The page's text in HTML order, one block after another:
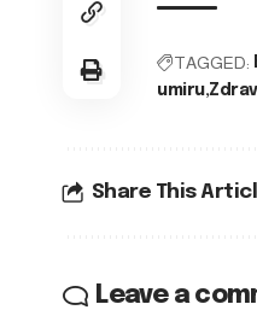
TAGGED:
umiru
Share This
Leave a